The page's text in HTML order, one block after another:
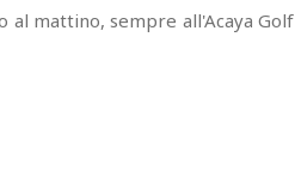
al mattino, sempre all'Acaya Golf